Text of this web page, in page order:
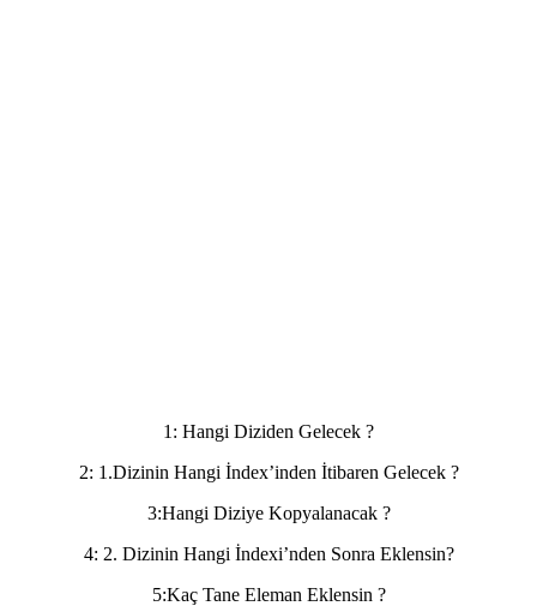
1: Hangi Diziden Gelecek ?
2: 1.Dizinin Hangi İndex’inden İtibaren Gelecek ?
3:Hangi Diziye Kopyalanacak ?
4: 2. Dizinin Hangi İndexi’nden Sonra Eklensin?
5:Kaç Tane Eleman Eklensin ?